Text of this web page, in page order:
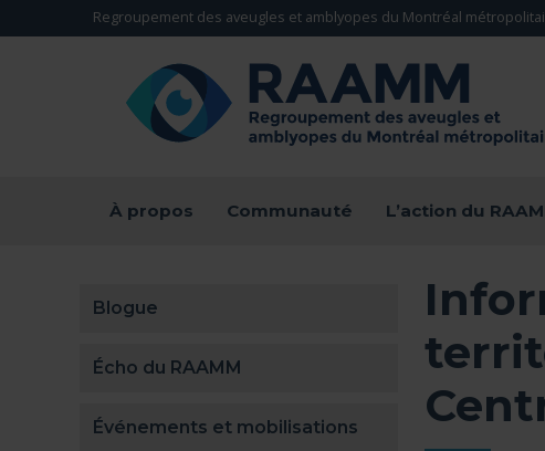
Aller directement au contenu
Regroupement des aveugles et amblyopes du Montréal
À propos Communauté L’action du
Blogue
Écho du RAAMM
Événements et mobilisations